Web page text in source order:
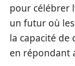
pour célébrer
un futur où
la capacité
en répondant